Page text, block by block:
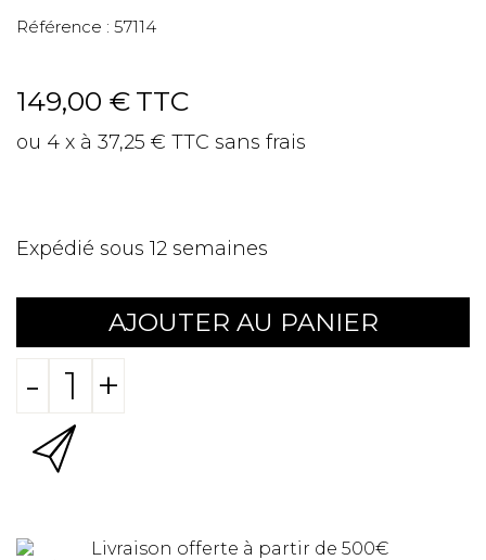
Référence : 57114
149,00 € TTC
ou 4 x à 37,25 € TTC sans frais
Expédié sous 12 semaines
AJOUTER AU PANIER
- +
Livraison offerte à partir de 500€